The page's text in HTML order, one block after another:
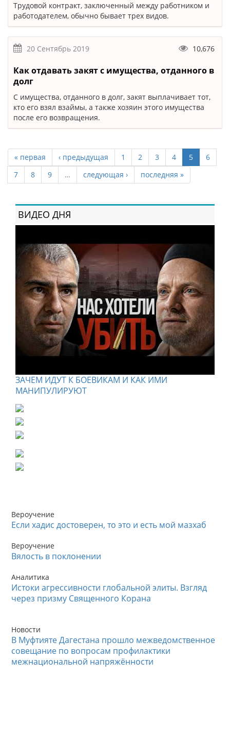
Трудовой контракт, заключенный между работником и
работодателем, обычно бывает трех видов.
20 Сентябрь 2019 10,676
Как отдавать закят с имущества, отданного в
долг
С имущества, отданного в долг, закят выплачивает тот,
кто его взял взаймы, а также хозяин этого имущества
после его возвращения.
« первая ‹ предыдущая 1 2 3 4 5
6
7
8 9 … следующая › последняя »
ВИДЕО ДНЯ
ЗАЧЕМ ИДУТ К БОЕВИКАМ И КАК ИМИ
МАНИПУЛИРУЮТ
Вероучение
Если хадис достоверен, то это и есть мой мазхаб
Вероучение
Вялость в поклонении
Аналитика
Истоки агрессивности глобальной элиты. Взгляд
через призму Священного Корана
Новости
В Муфтияте Дагестана прошло межведомственное
совещание по вопросам профилактики
межнациональной напряжённости